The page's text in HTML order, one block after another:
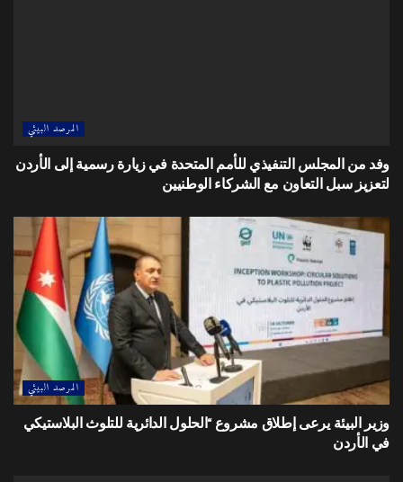
المرصد البيئي
وفد من المجلس التنفيذي للأمم المتحدة في زيارة رسمية إلى الأردن
لتعزيز سبل التعاون مع الشركاء الوطنيين
المرصد البيئي
وزير البيئة يرعى إطلاق مشروع “الحلول الدائرية للتلوث البلاستيكي
في الأردن